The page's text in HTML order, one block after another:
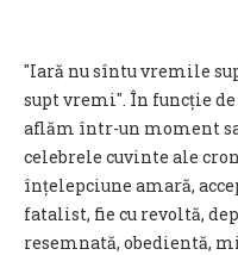
″Iară nu sîntu vremile
supt vremi″. În funcție
aflăm într-un moment
celebrele cuvinte ale
înțelepciune amară,
fatalist, fie cu revoltă,
resemnată, obedientă,